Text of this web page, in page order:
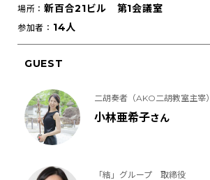
場所：新百合21ビル 第1会議室
参加者： 14人
GUEST
二胡奏者（AKO二胡教室主宰）
小林亜希子さん
「結」グループ 取締役